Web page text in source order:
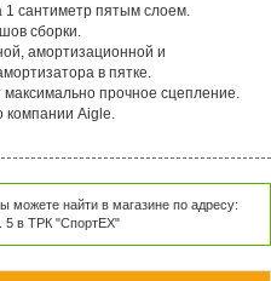
сантиметр пятым слоем.
сборки.
амортизационной и
в пятке.
прочное сцепление.
Aigle.
можете найти в магазине по адресу:
5 в ТРК "СпортЕХ"